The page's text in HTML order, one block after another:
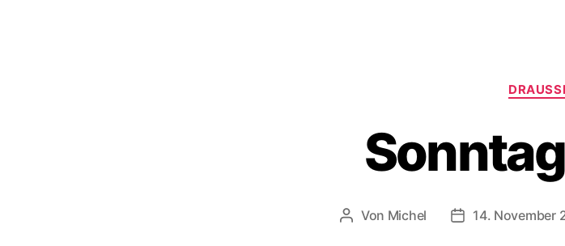
Beitragsautor
Von Michel 14. November